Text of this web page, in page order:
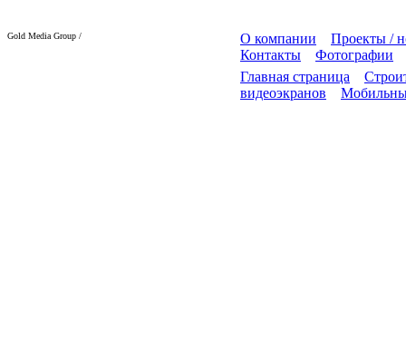
О компании
Проекты /
Контакты
Фотографии
Главная страница
видеоэкранов
Gold Media Group /